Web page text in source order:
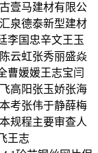
壹马建材有限公
泉德泰新型建材
李国忠辛文王玉
云虹张秀丽盛焱
曹媛媛王志宝闫
高阳张玉娇张海
考张伟于静薛梅
规程主要审查人
王志